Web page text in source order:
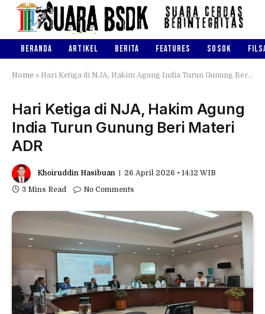
BERANDA ARTIKEL BERITA FEATURES SOSOK
Home » Hari Ketiga di NJA, Hakim Agung India Turun Gunung Beri Materi ADR
Hari Ketiga di NJA, Hakim Agung
India Turun Gunung Beri Materi
ADR
Khoiruddin Hasibuan
26 April 2026 • 14:12 WIB
3 Mins Read
No Comments